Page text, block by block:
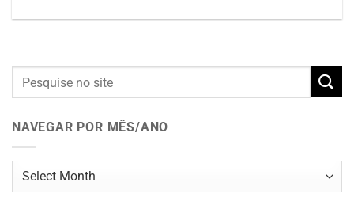
NAVEGAR POR MÊS/ANO
Navegar